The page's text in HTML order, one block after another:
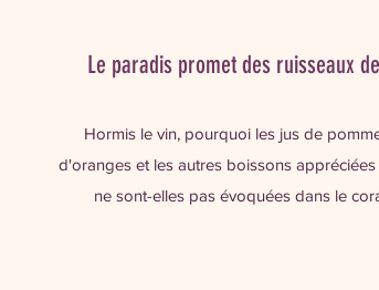
Le paradis promet des ruisseaux
Hormis le vin, pourquoi les jus de
d'oranges et les autres boissons appréciées
ne sont-elles pas évoquées dans le